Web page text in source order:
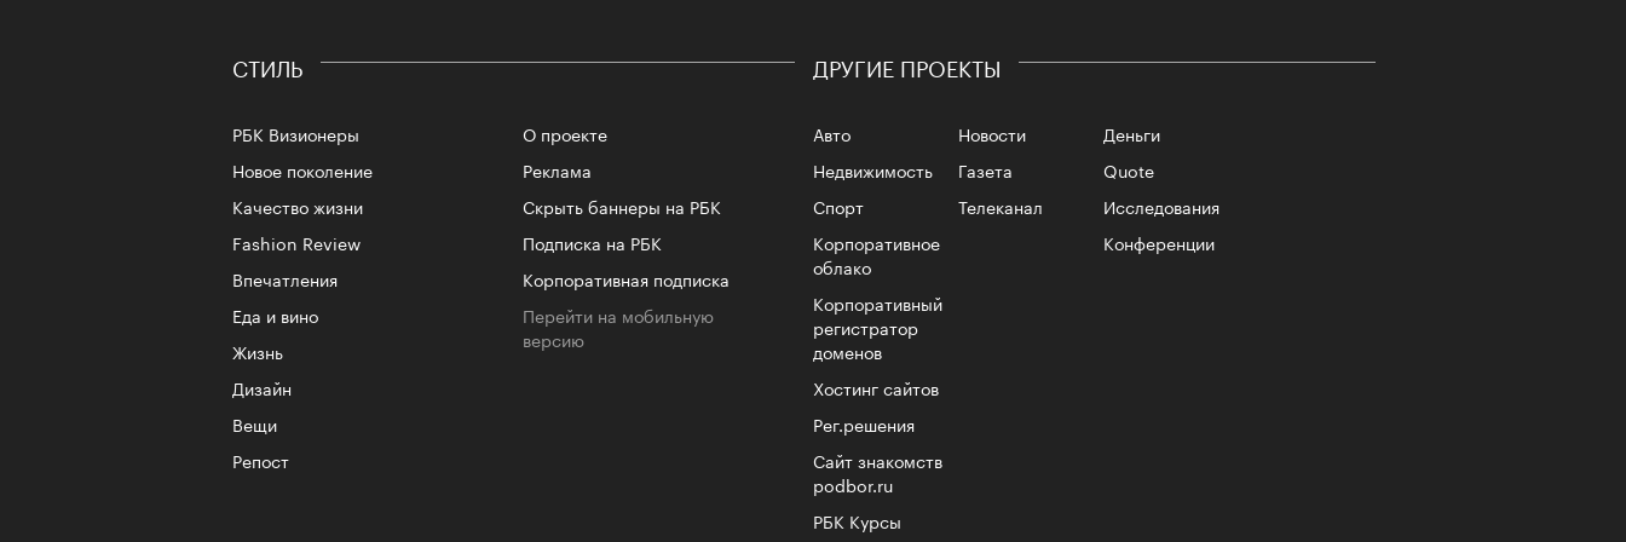
лета-2026
СТИЛЬ
РБК Визионеры
Новое поколение
Качество жизни
Fashion Review
Впечатления
Еда и вино
Жизнь
Дизайн
Вещи
Репост
О проекте
Реклама
Скрыть баннеры на РБК
Подписка на РБК
Корпоративная подписка
Перейти на мобильную
версию
ДРУГИЕ ПРОЕКТЫ
Авто
Недвижимость
Спорт
Корпоративное
облако
Корпоративный
регистратор
доменов
Хостинг сайтов
Рег.решения
Сайт знакомств
podbor.ru
РБК Курсы
Новости
Газета
Телеканал
Деньги
Quote
Исследования
Конференции